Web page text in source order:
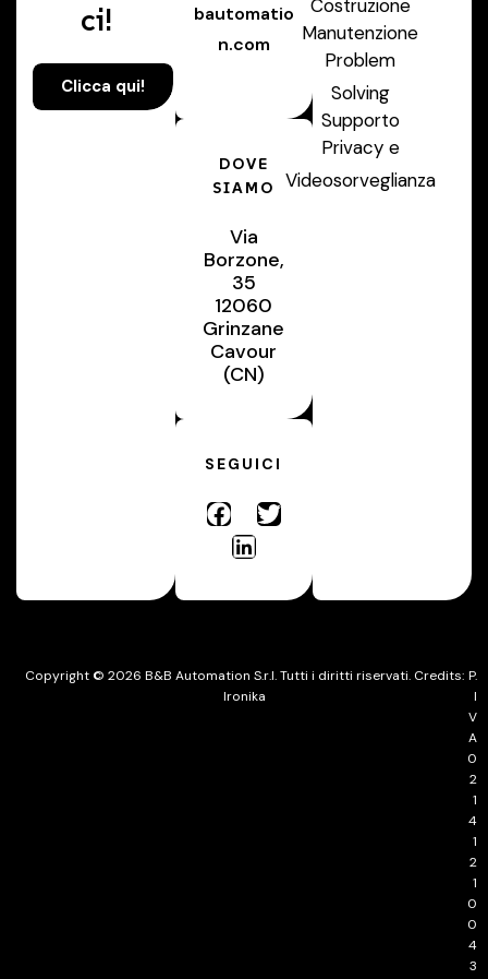
ci!
Clicca qui!
bautomatio
n.com
DOVE
SIAMO
Via
Borzone,
35
12060
Grinzane
Cavour
(CN)
SEGUICI
Costruzione
Manutenzione
Problem
Solving
Supporto
Privacy e
Videosorveglianza
Copyright © 2026 B&B Automation S.r.l. Tutti i diritti riservati. Credits:
Ironika
P.
I
V
A
0
2
1
4
1
2
1
0
0
4
3